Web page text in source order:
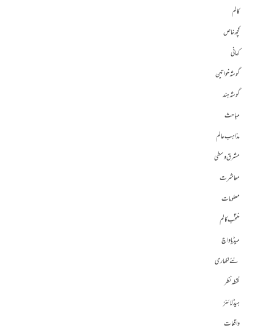
کالم
کچھ خاص
کہانی
گوشہ خواتین
گوشہ ہند
مباحث
مذاہب عالم
مشرق وسطی
معاشرت
معلومات
منتخب کالم
میڈیا واچ
نئے لکھاری
نقطہ نظر
ہیڈلائنز
واقعات